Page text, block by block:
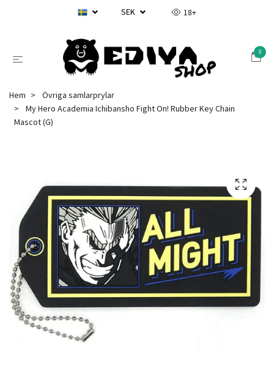
SEK 18+
0
Hem
Övriga samlarprylar
My Hero Academia Ichibansho Fight On! Rubber Key Chain
Mascot (G)